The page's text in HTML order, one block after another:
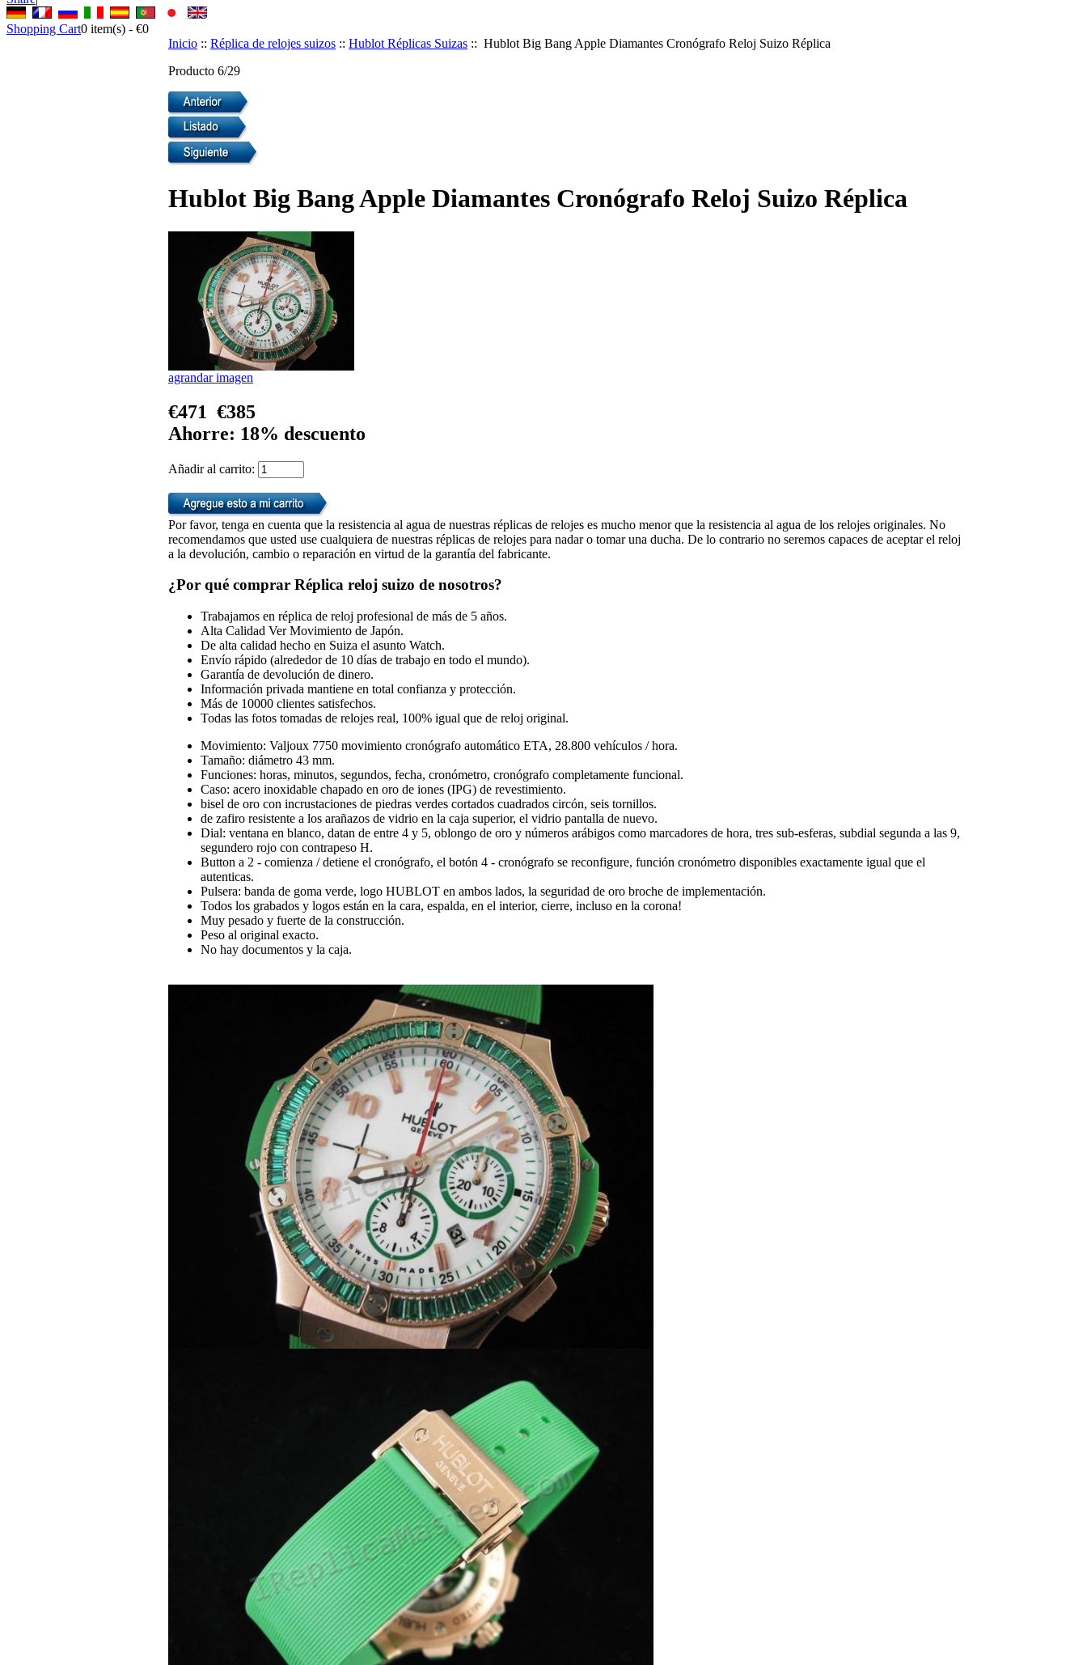
Shopping Cart0 item(s) - €0
Inicio :: Réplica de relojes suizos :: Hublot Réplicas Suizas :: Hublot Big Bang Apple Diamantes Cronógrafo Reloj Suizo Réplica
Producto 6/29
Hublot Big Bang Apple Diamantes Cronógrafo Reloj Suizo Réplica
agrandar imagen
€471 €385
Ahorre: 18% descuento
Añadir al carrito:
Por favor, tenga en cuenta que la resistencia al agua de nuestras réplicas de relojes es mucho menor que la resistencia al agua de los relojes originales. No
recomendamos que usted use cualquiera de nuestras réplicas de relojes para nadar o tomar una ducha. De lo contrario no seremos capaces de aceptar el reloj
a la devolución, cambio o reparación en virtud de la garantía del fabricante.
¿Por qué comprar Réplica reloj suizo de nosotros?
Trabajamos en réplica de reloj profesional de más de 5 años.
Alta Calidad Ver Movimiento de Japón.
De alta calidad hecho en Suiza el asunto Watch.
Envío rápido (alrededor de 10 días de trabajo en todo el mundo).
Garantía de devolución de dinero.
Información privada mantiene en total confianza y protección.
Más de 10000 clientes satisfechos.
Todas las fotos tomadas de relojes real, 100% igual que de reloj original.
Movimiento: Valjoux 7750 movimiento cronógrafo automático ETA, 28.800 vehículos / hora.
Tamaño: diámetro 43 mm.
Funciones: horas, minutos, segundos, fecha, cronómetro, cronógrafo completamente funcional.
Caso: acero inoxidable chapado en oro de iones (IPG) de revestimiento.
bisel de oro con incrustaciones de piedras verdes cortados cuadrados circón, seis tornillos.
de zafiro resistente a los arañazos de vidrio en la caja superior, el vidrio pantalla de nuevo.
Dial: ventana en blanco, datan de entre 4 y 5, oblongo de oro y números arábigos como marcadores de hora, tres sub-esferas, subdial segunda a las 9,
segundero rojo con contrapeso H.
Button a 2 - comienza / detiene el cronógrafo, el botón 4 - cronógrafo se reconfigure, función cronómetro disponibles exactamente igual que el
autenticas.
Pulsera: banda de goma verde, logo HUBLOT en ambos lados, la seguridad de oro broche de implementación.
Todos los grabados y logos están en la cara, espalda, en el interior, cierre, incluso en la corona!
Muy pesado y fuerte de la construcción.
Peso al original exacto.
No hay documentos y la caja.